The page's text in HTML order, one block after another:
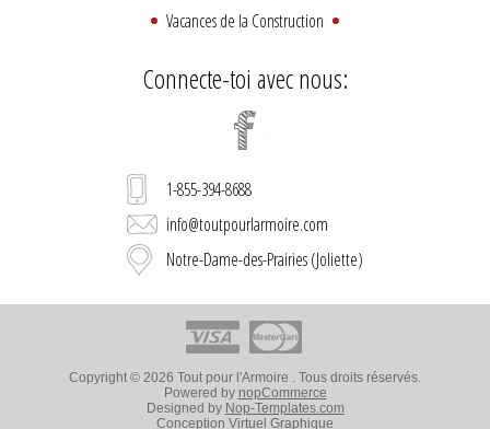
Vacances de la Construction
Connecte-toi avec nous:
1-855-394-8688
info@toutpourlarmoire.com
Notre-Dame-des-Prairies (Joliette)
Copyright © 2026 Tout pour l'Armoire . Tous droits réservés.
Powered by nopCommerce
Designed by Nop-Templates.com
Conception Virtuel Graphique